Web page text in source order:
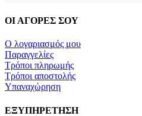
ΟΙ ΑΓΟΡΕΣ ΣΟΥ
Ο λογαριασμός μου
Παραγγελίες
Τρόποι πληρωμής
Τρόποι αποστολής
Υπαναχώρηση
ΕΞΥΠΗΡΕΤΗΣΗ